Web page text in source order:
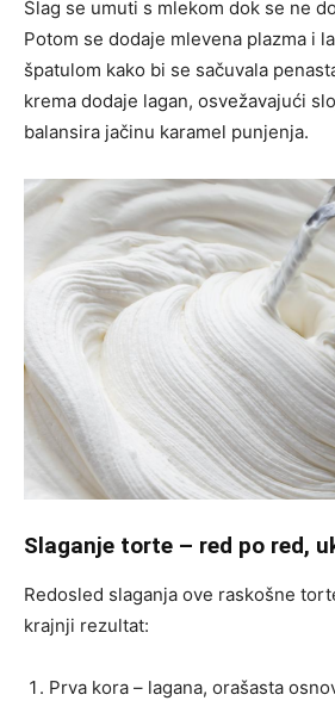
Šlag se umuti s mlekom dok se ne
Potom se dodaje mlevena plazma i
špatulom kako bi se sačuvala
krema dodaje lagan, osvežavajući
balansira jačinu karamel punjenja.
Slaganje torte – red po red,
Redosled slaganja ove raskošne
krajnji rezultat:
Prva kora – lagana, orašasta